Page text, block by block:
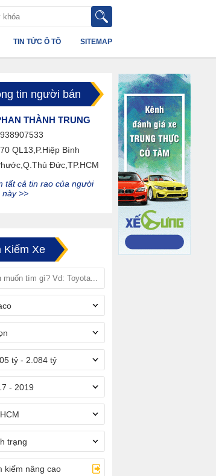
SITEMAP
TIN TỨC Ô TÔ
tin người bán
THÀNH TRUNG
QL13,P.Hiệp Bình
Đức,TP.HCM
tất cả tin rao của người
này >>
Kiếm Xe
tỷ - 2.084 tỷ
- 2019
trạng
kiếm nâng cao